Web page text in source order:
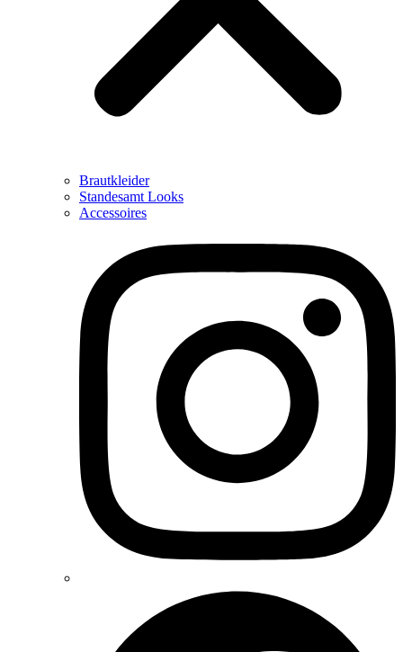
Brautkleider
Standesamt Looks
Accessoires